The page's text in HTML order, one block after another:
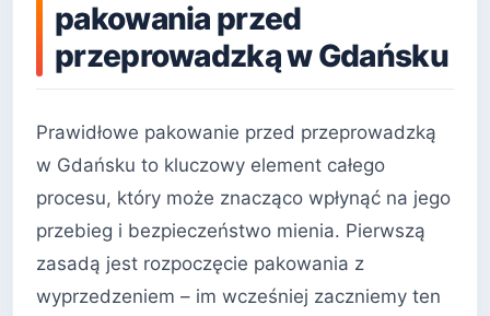
pakowania przed
przeprowadzką w Gdańsku
Prawidłowe pakowanie przed przeprowadzką
w Gdańsku to kluczowy element całego
procesu, który może znacząco wpłynąć na jego
przebieg i bezpieczeństwo mienia. Pierwszą
zasadą jest rozpoczęcie pakowania z
wyprzedzeniem – im wcześniej zaczniemy ten